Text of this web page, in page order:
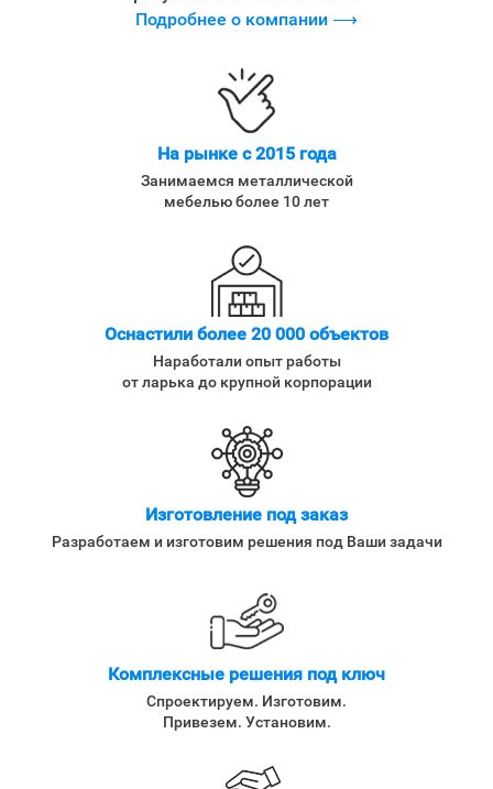
Подробнее о компании ⟶
На рынке с 2015 года
Занимаемся металлической
мебелью более 10 лет
Оснастили более 20 000 объектов
Наработали опыт работы
от ларька до крупной корпорации
Изготовление под заказ
Разработаем и изготовим решения под Ваши задачи
Комплексные решения под ключ
Спроектируем. Изготовим.
Привезем. Установим.